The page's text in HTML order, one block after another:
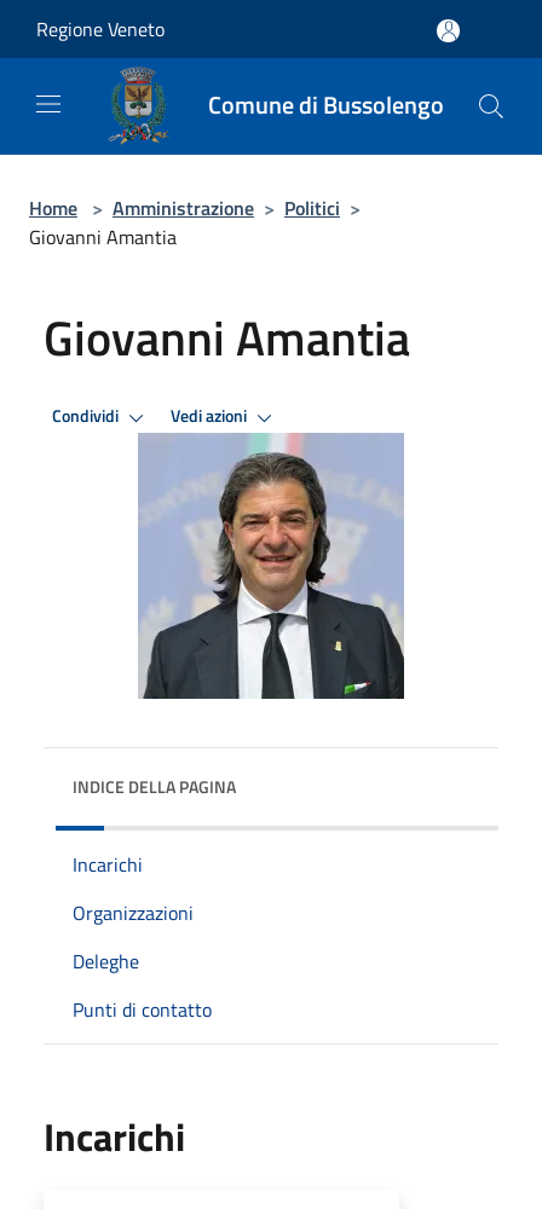
Regione Veneto
Comune di Bussolengo
Home > Amministrazione > Politici >
Giovanni Amantia
Giovanni Amantia
Condividi Vedi azioni
INDICE DELLA PAGINA
Incarichi
Organizzazioni
Deleghe
Punti di contatto
Incarichi